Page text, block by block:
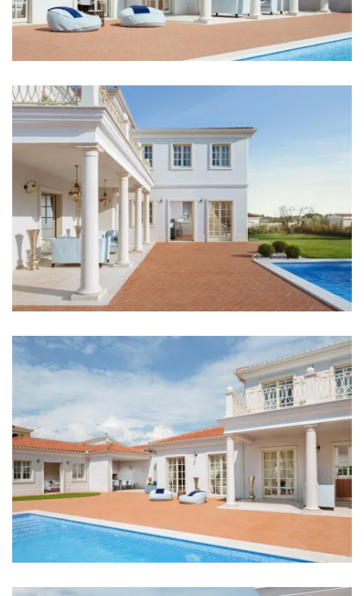
Schlafzimmer 3: Doppelbett: 1
Klimaanlage in jedem Zimmer
Kinderbett
Bettwäsche
Badezimmer
Badezimmer 1: En suite, Waschbecken, Toilette,
Badewanne
Badezimmer 2: En suite, Waschbecken, Toilette,
Badezimmer 3: En suite, Waschbecken, Toilette,
Dusche
Badezimmer 4: En suite, Waschbecken, Toilette,
Dusche